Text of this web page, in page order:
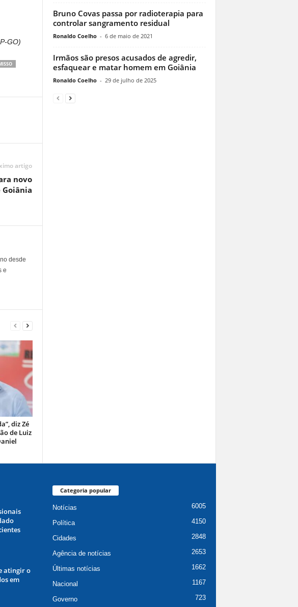
GO)
artigo
novo
desde
e
diz Zé
de Luiz
Bruno Covas passa por radioterapia para
controlar sangramento residual
Ronaldo Coelho - 6 de maio de 2021
Irmãos são presos acusados de agredir,
esfaquear e matar homem em Goiânia
Ronaldo Coelho - 29 de julho de 2025
atingir o
em
Categoria popular
Notícias 6005
Política 4150
Cidades 2848
Agência de notícias 2653
Últimas notícias 1662
Nacional 1167
Governo 723